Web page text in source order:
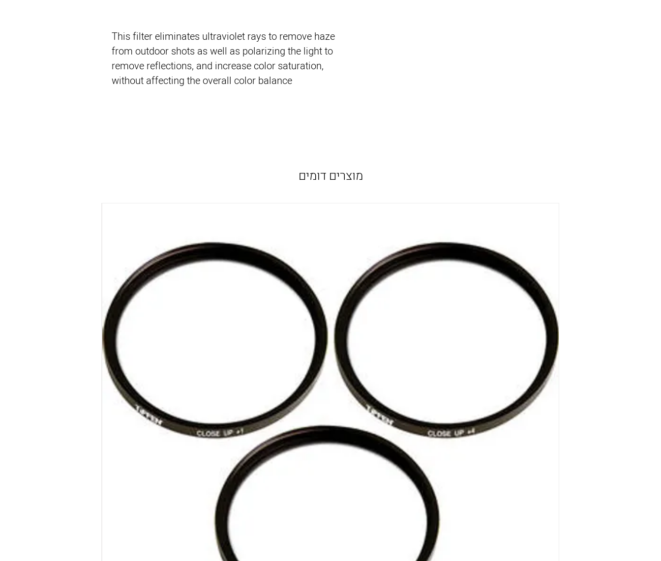
This filter eliminates ultraviolet rays to remove haze
from outdoor shots as well as polarizing the light to
remove reflections, and increase color saturation,
without affecting the overall color balance
מוצרים דומים